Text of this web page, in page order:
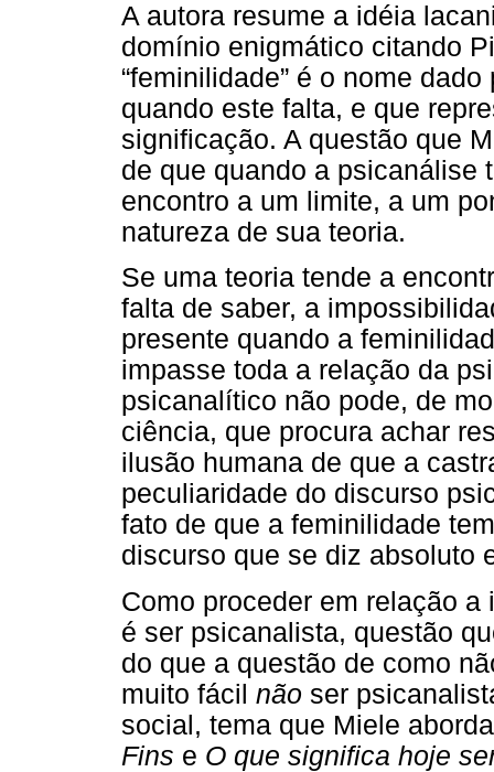
A autora resume a idéia
domínio enigmático citando
“feminilidade” é o nome
quando este falta, e que
significação. A questão que
de que quando a psicanálise
encontro a um limite, a um
natureza de sua teoria.
Se uma teoria tende a
falta de saber, a
presente quando a
impasse toda a relação da
psicanalítico não pode, de
ciência, que procura achar
ilusão humana de que a
peculiaridade do discurso
fato de que a feminilidade
discurso que se diz absoluto
Como proceder em relação
é ser psicanalista, questão
do que a questão de como
muito fácil não ser
social, tema que Miele
Fins e O que significa hoje